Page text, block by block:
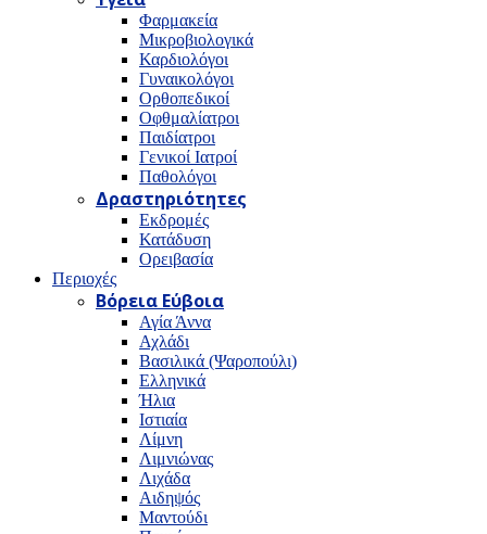
Φαρμακεία
Μικροβιολογικά
Καρδιολόγοι
Γυναικολόγοι
Ορθοπεδικοί
Οφθμαλίατροι
Παιδίατροι
Γενικοί Ιατροί
Παθολόγοι
Δραστηριότητες
Εκδρομές
Κατάδυση
Ορειβασία
Περιοχές
Βόρεια Εύβοια
Αγία Άννα
Αχλάδι
Βασιλικά (Ψαροπούλι)
Ελληνικά
Ήλια
Ιστιαία
Λίμνη
Λιμνιώνας
Λιχάδα
Αιδηψός
Μαντούδι